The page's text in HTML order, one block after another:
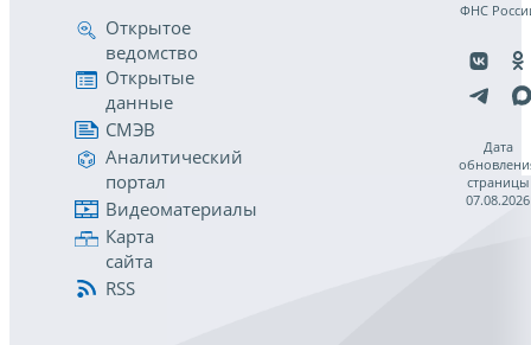
Открытое
ведомство
Открытые
данные
СМЭВ
Аналитический
портал
Видеоматериалы
Карта
сайта
RSS
ФНС
Дата
страницы
07.08.2026